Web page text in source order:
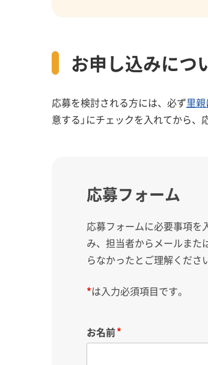
お申し込みにつ
応募を検討される方には、必ず里
意する」にチェックを入れてから、
応募フォーム
応募フォームに必要事項を
み、担当者からメールまた
らなかったとご理解くださ
*は入力必須項目です。
お名前